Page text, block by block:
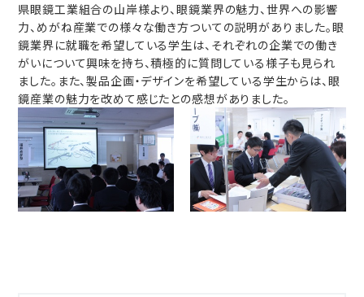
県眼鏡工業組合の山岸様より、眼鏡業界の魅力、世界への影響
力、めがね産業での様々な働き方ついての説明がありました。眼
鏡業界に就職を希望している学生は、それぞれの企業での働き
がいについて興味を持ち、積極的に質問している様子も見られ
ました。また、製品企画・デザインを希望している学生からは、眼
鏡産業の魅力を改めて感じたとの感想がありました。